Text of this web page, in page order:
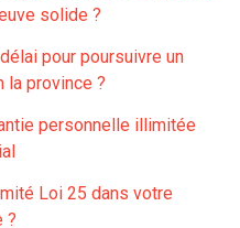
solide ?
pour poursuivre un
la province ?
personnelle illimitée
Loi 25 dans votre
?